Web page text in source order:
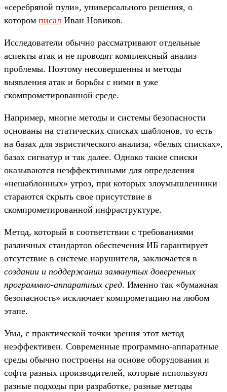
«серебряной пули», универсального решения, о
котором писал Иван Новиков.
Исследователи обычно рассматривают отдельные
аспекты атак и не проводят комплексный анализ
проблемы. Поэтому несовершенны и методы
выявления атак и борьбы с ними в уже
скомпрометированной среде.
Например, многие методы и системы безопасности
основаны на статических списках шаблонов, то есть
на базах для эвристического анализа, «белых списках»,
базах сигнатур и так далее. Однако такие списки
оказываются неэффективными для определения
«нешаблонных» угроз, при которых злоумышленники
стараются скрыть свое присутствие в
скомпрометированной инфраструктуре.
Метод, который в соответствии с требованиями
различных стандартов обеспечения ИБ гарантирует
отсутствие в системе нарушителя, заключается в
создании и поддержании замкнутых доверенных
программно-аппаратных сред. Именно так «бумажная
безопасность» исключает компрометацию на любом
этапе.
Увы, с практической точки зрения этот метод
неэффективен. Современные программно-аппаратные
среды обычно построены на основе оборудования и
софта разных производителей, которые используют
разные подходы при разработке, разные методы